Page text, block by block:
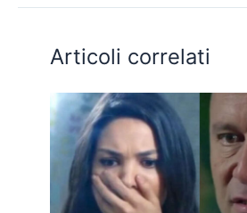
Articoli correlati